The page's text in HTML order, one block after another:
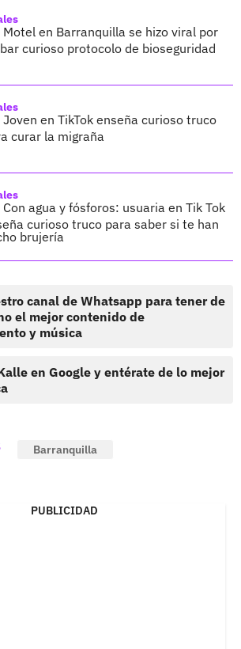
Motel en Barranquilla se hizo viral por
curioso protocolo de bioseguridad
Joven en TikTok enseña curioso truco
curar la migraña
Con agua y fósforos: usuaria en Tik Tok
curioso truco para saber si te han
brujería
canal de Whatsapp para tener de
el mejor contenido de
y música
en Google y entérate de lo mejor
Barranquilla
PUBLICIDAD